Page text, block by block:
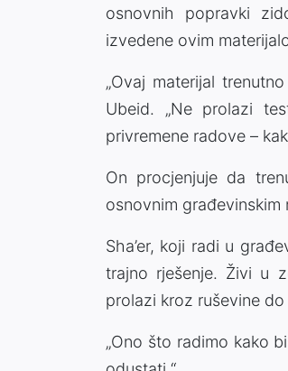
osnovnih popravki
izvedene ovim
„Ovaj materijal
Ubeid. „Ne prolazi
privremene radove –
On procjenjuje da
osnovnim
Sha’er, koji radi u
trajno rješenje. Živi u
prolazi kroz ruševine
„Ono što radimo kako